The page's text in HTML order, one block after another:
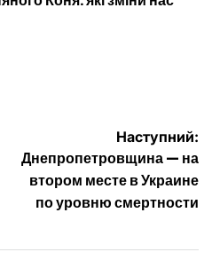
Наступний:
Днепропетровщина — на
втором месте в Украине
по уровню смертности